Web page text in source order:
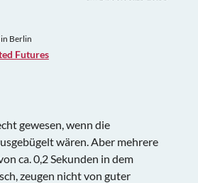
Berlin
Futures
gewesen, wenn die
wären. Aber mehrere
ca. 0,2 Sekunden in dem
zeugen nicht von guter